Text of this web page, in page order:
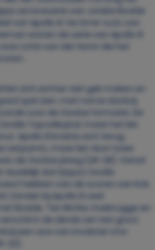
serviceserie van Jorieke Bodde
van Apollo 8. De time-outs van
wisten de serie van Apollo 8
Lotte van der Horst die het
liet zich echter niet gek maken en
spel zien, met name dankzij
voor de Zwolse formatie. De
Topvolleybal, maar het liet
Apollo 8 knokte zich terug,
setpoints, maar liet door twee
de Zwolse ploeg (26-28). Vanaf
dat Djopzz Zwolle
hebben van de scores van Kok,
Zander bij Apollo 8 veel
Bodde, Ten Brinke, Koebrugge en
in de derde set niet groot
een ace van invalster Lina
22).